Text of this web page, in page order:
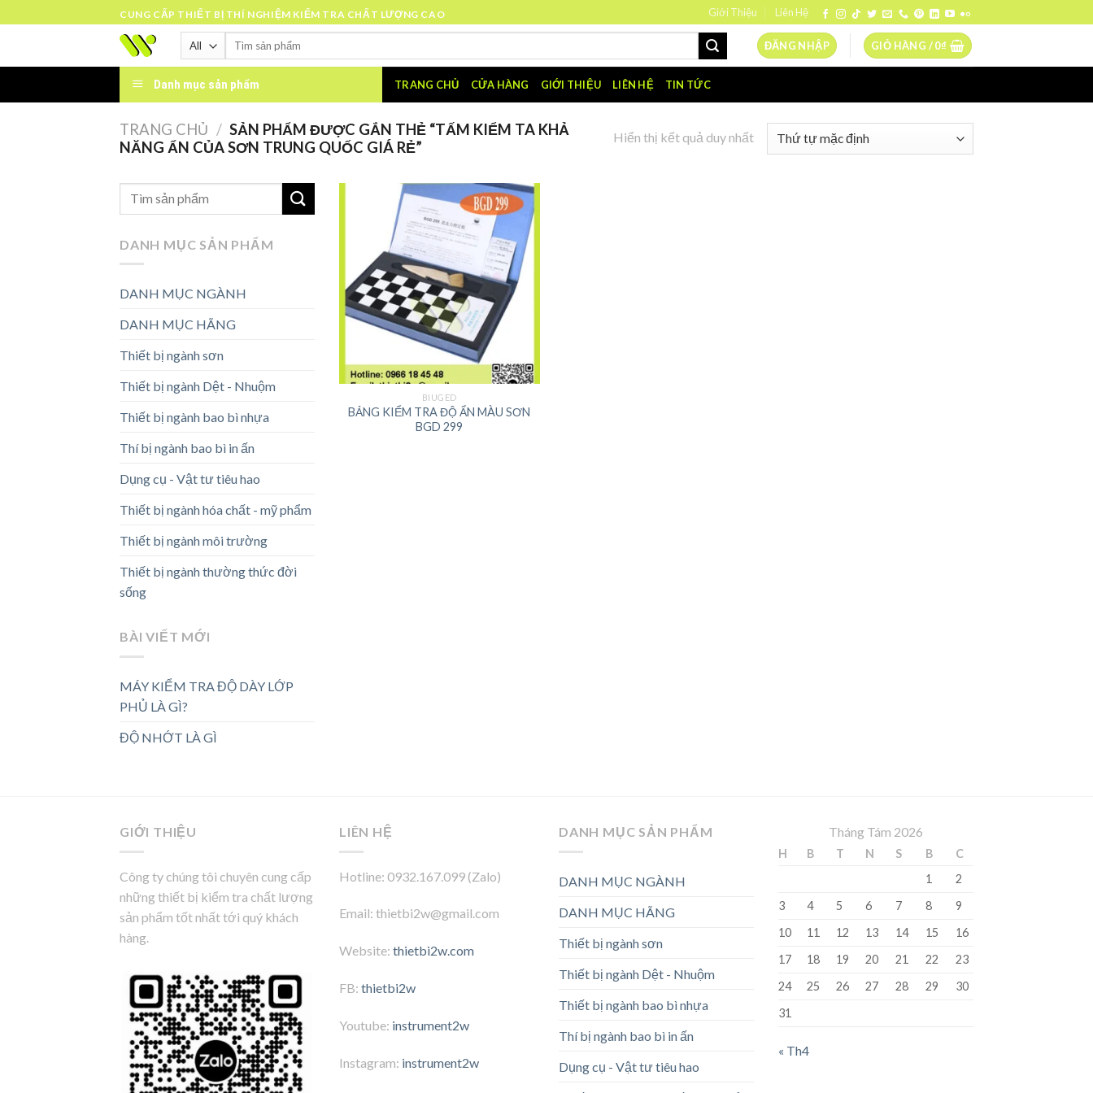
to
CUNG CẤP THIẾT BỊ THÍ NGHIỆM KIỂM TRA CHẤT LƯỢNG CAO Giới Thiệu Liên Hệ
Tìm
ĐĂNG NHẬP GIỎ HÀNG /0₫
Danh mục sản phẩm TRANG CHỦ CỬA HÀNG GIỚI THIỆU LIÊN HỆ TIN TỨC
TRANG CHỦ / SẢN PHẨM ĐƯỢC GẮN THẺ “TẤM KIỂM TA KHẢ
NĂNG ẨN CỦA SƠN TRUNG QUỐC GIÁ RẺ”
Hiển thị kết quả duy nhất
DANH MỤC SẢN PHẨM
DANH MỤC NGÀNH
DANH MỤC HÃNG
Thiết bị ngành sơn
Thiết bị ngành Dệt - Nhuộm
Thiết bị ngành bao bì nhựa
Thí bị ngành bao bì in ấn
Dụng cụ - Vật tư tiêu hao
Thiết bị ngành hóa chất - mỹ phẩm
Thiết bị ngành môi trường
Thiết bị ngành thường thức đời
sống
BÀI VIẾT MỚI
MÁY KIỂM TRA ĐỘ DÀY LỚP
PHỦ LÀ GÌ?
ĐỘ NHỚT LÀ GÌ
BIUGED
BẢNG KIỂM TRA ĐỘ ẨN MÀU SƠN
BGD 299
GIỚI THIỆU
Công ty chúng tôi chuyên cung cấp
những thiết bị kiểm tra chất lượng
sản phẩm tốt nhất tới quý khách
hàng.
LIÊN HỆ
Hotline: 0932.167.099 (Zalo)
Email: thietbi2w@gmail.com
Website: thietbi2w.com
FB: thietbi2w
Youtube: instrument2w
Instagram: instrument2w
DANH MỤC SẢN PHẨM
DANH MỤC NGÀNH
DANH MỤC HÃNG
Thiết bị ngành sơn
Thiết bị ngành Dệt - Nhuộm
Thiết bị ngành bao bì nhựa
Thí bị ngành bao bì in ấn
Dụng cụ - Vật tư tiêu hao
Tháng Tám 2026
H B T N S B
C
1
2
3
4 5 6 7 8
9
10
11 12 13 14 15
16
17
18 19 20 21 22
23
24
25 26 27 28 29
30
31
« Th4